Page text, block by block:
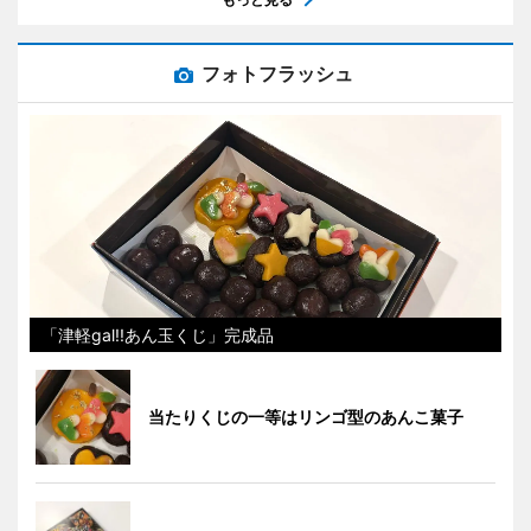
フォトフラッシュ
「津軽gal!!あん玉くじ」完成品
当たりくじの一等はリンゴ型のあんこ菓子